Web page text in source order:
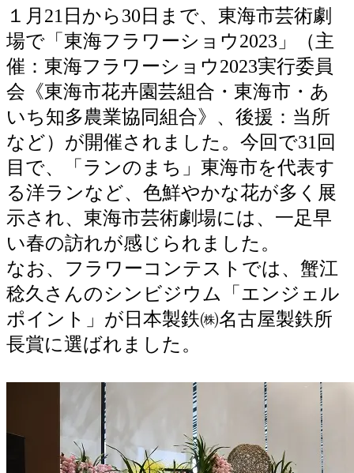
１月21日から30日まで、東海市芸術劇
場で「東海フラワーショウ2023」（主
催：東海フラワーショウ2023実行委員
会《東海市花卉園芸組合・東海市・あ
いち知多農業協同組合》、後援：当所
など）が開催されました。今回で31回
目で、「ランのまち」東海市を代表す
る洋ランなど、色鮮やかな花が多く展
示され、東海市芸術劇場には、一足早
い春の訪れが感じられました。
なお、フラワーコンテストでは、蟹江
稔久さんのシンビジウム「エンジェル
ポイント」が日本製鉄㈱名古屋製鉄所
長賞に選ばれました。